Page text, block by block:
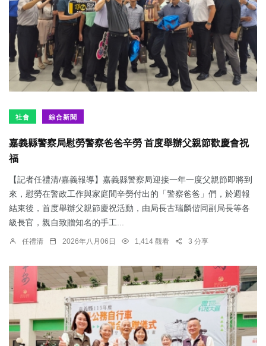
社會 綜合新聞
嘉義縣警察局慰勞警察爸爸辛勞 首度舉辦父親節歡慶會祝
福
【記者任禮清/嘉義報導】嘉義縣警察局迎接一年一度父親節即將到
來，慰勞在警政工作與家庭間辛勞付出的「警察爸爸」們，於週報
結束後，首度舉辦父親節慶祝活動，由局長古瑞麟偕同副局長等各
級長官，親自致贈知名的手工...
任禮清 2026年八月06日 1,414 觀看 3 分享